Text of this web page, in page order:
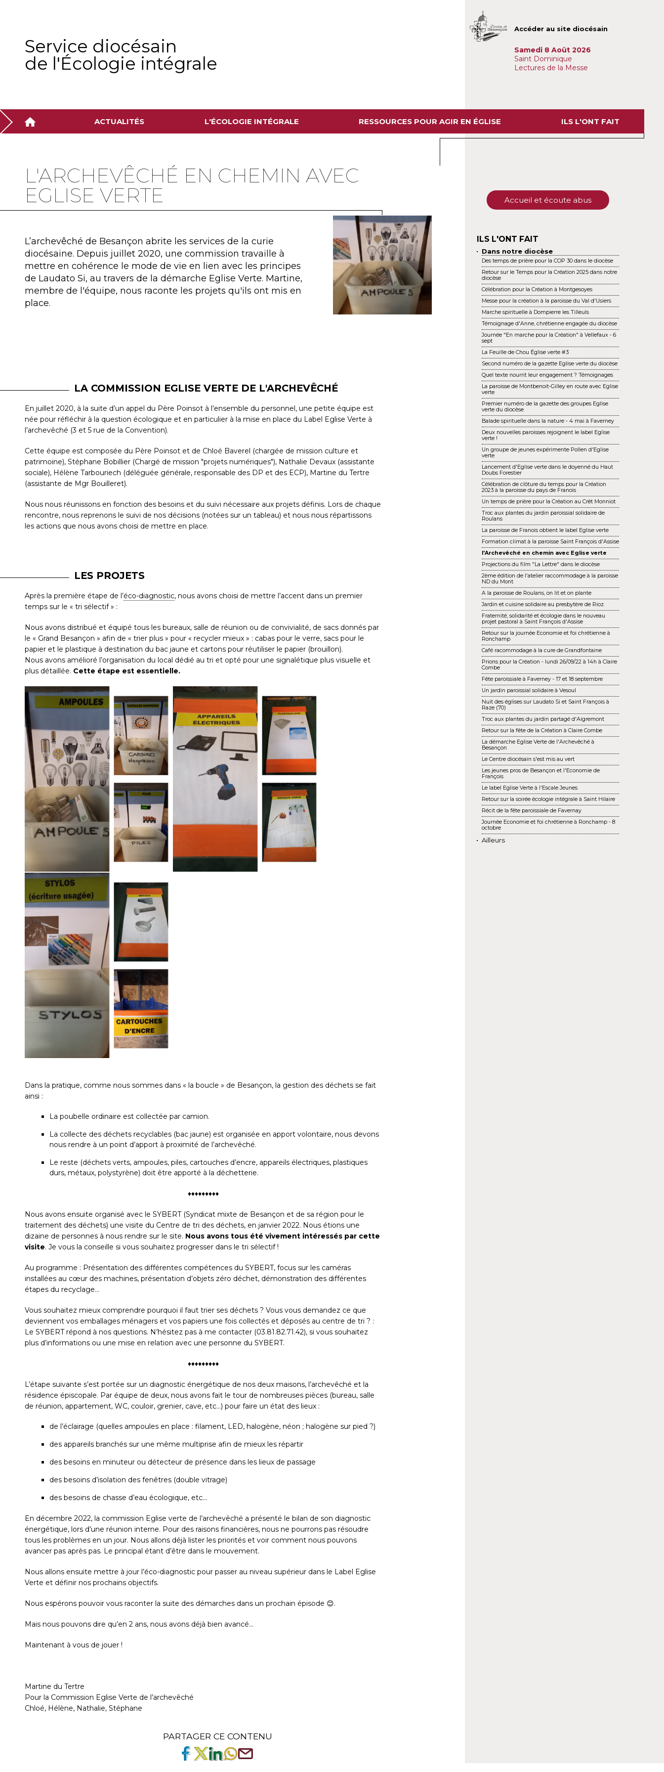
Accéder au site diocésain
Service diocésain
de l'Écologie intégrale
Samedi 8 Août 2026
Saint Dominique
Lectures de la Messe
ACTUALITÉS L'ÉCOLOGIE INTÉGRALE RESSOURCES POUR AGIR EN ÉGLISE ILS L'ONT FAIT
L'ARCHEVÊCHÉ EN CHEMIN AVEC
EGLISE VERTE
L’archevêché de Besançon abrite les services de la curie
diocésaine. Depuis juillet 2020, une commission travaille à
mettre en cohérence le mode de vie en lien avec les principes
de Laudato Si, au travers de la démarche Eglise Verte. Martine,
membre de l'équipe, nous raconte les projets qu'ils ont mis en
place.
LA COMMISSION EGLISE VERTE DE L'ARCHEVÊCHÉ
En juillet 2020, à la suite d’un appel du Père Poinsot à l’ensemble du personnel, une petite équipe est
née pour réfléchir à la question écologique et en particulier à la mise en place du Label Eglise Verte à
l’archevêché (3 et 5 rue de la Convention).
Cette équipe est composée du Père Poinsot et de Chloé Baverel (chargée de mission culture et
patrimoine), Stéphane Bobillier (Chargé de mission "projets numériques"), Nathalie Devaux (assistante
sociale), Hélène Tarbouriech (déléguée générale, responsable des DP et des ECP), Martine du Tertre
(assistante de Mgr Bouilleret).
Nous nous réunissons en fonction des besoins et du suivi nécessaire aux projets définis. Lors de chaque
rencontre, nous reprenons le suivi de nos décisions (notées sur un tableau) et nous nous répartissons
les actions que nous avons choisi de mettre en place.
LES PROJETS
Après la première étape de l’éco-diagnostic, nous avons choisi de mettre l’accent dans un premier
temps sur le « tri sélectif » :
Nous avons distribué et équipé tous les bureaux, salle de réunion ou de convivialité, de sacs donnés par
le « Grand Besançon » afin de « trier plus » pour « recycler mieux » : cabas pour le verre, sacs pour le
papier et le plastique à destination du bac jaune et cartons pour réutiliser le papier (brouillon).
Nous avons amélioré l’organisation du local dédié au tri et opté pour une signalétique plus visuelle et
plus détaillée. Cette étape est essentielle.
Dans la pratique, comme nous sommes dans « la boucle » de Besançon, la gestion des déchets se fait
ainsi :
La poubelle ordinaire est collectée par camion.
La collecte des déchets recyclables (bac jaune) est organisée en apport volontaire, nous devons
nous rendre à un point d’apport à proximité de l’archevêché.
Le reste (déchets verts, ampoules, piles, cartouches d’encre, appareils électriques, plastiques
durs, métaux, polystyrène) doit être apporté à la déchetterie.
♦♦♦♦♦♦♦♦♦
Nous avons ensuite organisé avec le SYBERT (Syndicat mixte de Besançon et de sa région pour le
traitement des déchets) une visite du Centre de tri des déchets, en janvier 2022. Nous étions une
dizaine de personnes à nous rendre sur le site. Nous avons tous été vivement intéressés par cette
visite. Je vous la conseille si vous souhaitez progresser dans le tri sélectif !
Au programme : Présentation des différentes compétences du SYBERT, focus sur les caméras
installées au cœur des machines, présentation d’objets zéro déchet, démonstration des différentes
étapes du recyclage…
Vous souhaitez mieux comprendre pourquoi il faut trier ses déchets ? Vous vous demandez ce que
deviennent vos emballages ménagers et vos papiers une fois collectés et déposés au centre de tri ? :
Le SYBERT répond à nos questions. N’hésitez pas à me contacter (03.81.82.71.42), si vous souhaitez
plus d’informations ou une mise en relation avec une personne du SYBERT.
♦♦♦♦♦♦♦♦♦
L’étape suivante s’est portée sur un diagnostic énergétique de nos deux maisons, l’archevêché et la
résidence épiscopale. Par équipe de deux, nous avons fait le tour de nombreuses pièces (bureau, salle
de réunion, appartement, WC, couloir, grenier, cave, etc…) pour faire un état des lieux :
de l’éclairage (quelles ampoules en place : filament, LED, halogène, néon ; halogène sur pied ?)
des appareils branchés sur une même multiprise afin de mieux les répartir
des besoins en minuteur ou détecteur de présence dans les lieux de passage
des besoins d’isolation des fenêtres (double vitrage)
des besoins de chasse d’eau écologique, etc…
En décembre 2022, la commission Eglise verte de l’archevêché a présenté le bilan de son diagnostic
énergétique, lors d’une réunion interne. Pour des raisons financières, nous ne pourrons pas résoudre
tous les problèmes en un jour. Nous allons déjà lister les priorités et voir comment nous pouvons
avancer pas après pas. Le principal étant d’être dans le mouvement.
Nous allons ensuite mettre à jour l’éco-diagnostic pour passer au niveau supérieur dans le Label Eglise
Verte et définir nos prochains objectifs.
Nous espérons pouvoir vous raconter la suite des démarches dans un prochain épisode 😊.
Mais nous pouvons dire qu’en 2 ans, nous avons déjà bien avancé…
Maintenant à vous de jouer !
Martine du Tertre
Pour la Commission Eglise Verte de l’archevêché
Chloé, Hélène, Nathalie, Stéphane
PARTAGER CE CONTENU
Accueil et écoute abus
ILS L'ONT FAIT
Dans notre diocèse
Des temps de prière pour la COP 30 dans le diocèse
Retour sur le Temps pour la Création 2025 dans notre
diocèse
Célébration pour la Création à Montgesoyes
Messe pour la création à la paroisse du Val d'Usiers
Marche spirituelle à Dompierre les Tilleuls
Témoignage d'Anne, chrétienne engagée du diocèse
Journée "En marche pour la Création" à Vellefaux - 6
sept
La Feuille de Chou Église verte #3
Second numéro de la gazette Eglise verte du diocèse
Quel texte nourrit leur engagement ? Témoignages
La paroisse de Montbenoit-Gilley en route avec Eglise
verte
Premier numéro de la gazette des groupes Eglise
verte du diocèse
Balade spirituelle dans la nature - 4 mai à Faverney
Deux nouvelles paroisses rejoignent le label Eglise
verte !
Un groupe de jeunes expérimente Pollen d'Eglise
verte
Lancement d'Eglise verte dans le doyenné du Haut
Doubs Forestier
Célébration de clôture du temps pour la Création
2023 à la paroisse du pays de Franois
Un temps de prière pour la Création au Crêt Monniot
Troc aux plantes du jardin paroissial solidaire de
Roulans
La paroisse de Franois obtient le label Eglise verte
Formation climat à la paroisse Saint François d'Assise
l'Archevêché en chemin avec Eglise verte
Projections du film "La Lettre" dans le diocèse
2ème édition de l'atelier raccommodage à la paroisse
ND du Mont
A la paroisse de Roulans, on lit et on plante
Jardin et cuisine solidaire au presbytère de Rioz
Fraternité, solidarité et écologie dans le nouveau
projet pastoral à Saint François d'Assise
Retour sur la journée Economie et foi chrétienne à
Ronchamp
Café racommodage à la cure de Grandfontaine
Prions pour la Création - lundi 26/09/22 à 14h à Claire
Combe
Fête paroissiale à Faverney - 17 et 18 septembre
Un jardin paroissial solidaire à Vesoul
Nuit des églises sur Laudato Si et Saint François à
Raze (70)
Troc aux plantes du jardin partagé d'Aigremont
Retour sur la fête de la Création à Claire Combe
La démarche Eglise Verte de l'Archevêché à
Besançon
Le Centre diocésain s'est mis au vert
Les jeunes pros de Besançon et l'Economie de
François
Le label Eglise Verte à l'Escale Jeunes
Retour sur la soirée écologie intégrale à Saint Hilaire
Récit de la fête paroissiale de Favernay
Journée Economie et foi chrétienne à Ronchamp - 8
octobre
Ailleurs